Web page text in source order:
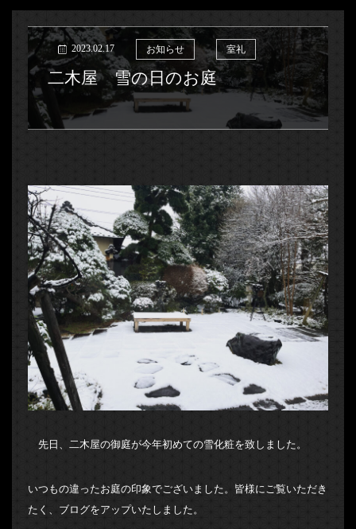
2023.02.17 お知らせ 室礼
二木屋 雪の日のお庭
先日、二木屋の御庭が今年初めての雪化粧を致しました。
いつもの違ったお庭の印象でございました。皆様にご覧いただき
たく、ブログをアップいたしました。